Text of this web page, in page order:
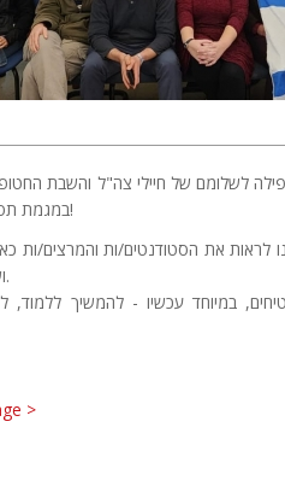
לשלומם של חיילי צה"ל והשבת
במגמת תסריטאות ובמגמת קולנוע (שנה א')!
לראות את הסטודנטים/ות והמרצים/ות
ושואבים תקווה מהביחד החשוב הזה.
במיוחד עכשיו - להמשיך ללמוד,
>